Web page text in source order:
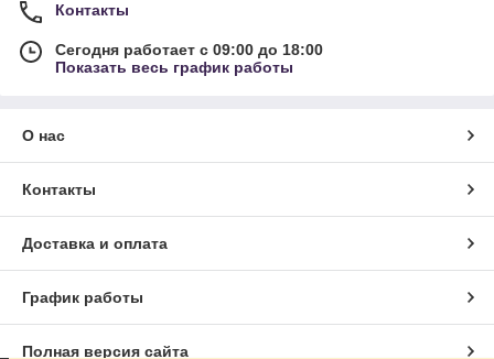
Контакты
Сегодня работает с 09:00 до 18:00
Показать весь график работы
О нас
Контакты
Доставка и оплата
График работы
Полная версия сайта